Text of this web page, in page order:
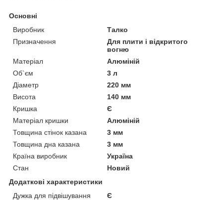
Основні
Виробник
Талко
Призначення
Для плити і відкритого
вогню
Матеріал
Алюміній
Об`єм
3 л
Діаметр
220 мм
Висота
140 мм
Кришка
Є
Матеріал кришки
Алюміній
Товщина стінок казана
3 мм
Товщина дна казана
3 мм
Країна виробник
Україна
Стан
Новий
Додаткові характеристики
Дужка для підвішування
Є